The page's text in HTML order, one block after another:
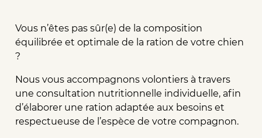
Vous n’êtes pas sûr(e) de la composition
équilibrée et optimale de la ration de votre chien
?
Nous vous accompagnons volontiers à travers
une consultation nutritionnelle individuelle, afin
d’élaborer une ration adaptée aux besoins et
respectueuse de l’espèce de votre compagnon.